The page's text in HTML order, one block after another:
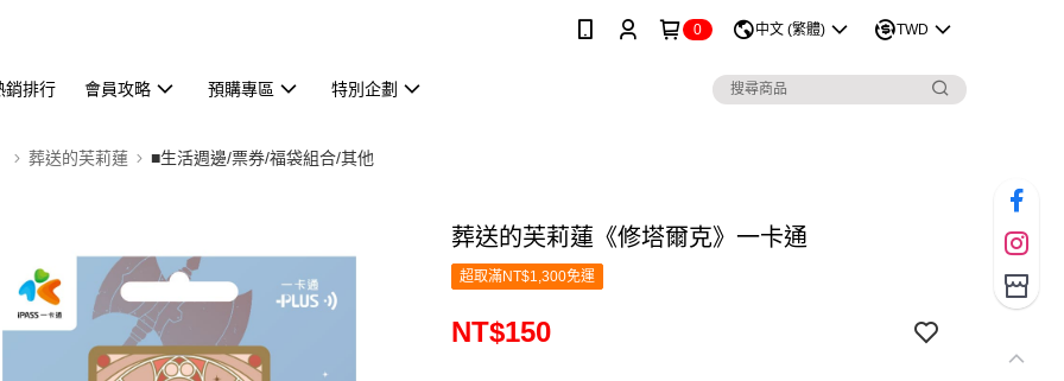
0 中文 (繁體) TWD
銷排行 會員攻略 預購專區 特別企劃
葬送的芙莉蓮 ■生活週邊/票券/福袋組合/其他
葬送的芙莉蓮《修塔爾克》一卡通
超取滿NT$1,300免運
NT$150